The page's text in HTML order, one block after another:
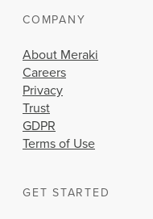
COMPANY
About Meraki
Careers
Privacy
Trust
GDPR
Terms of Use
GET STARTED